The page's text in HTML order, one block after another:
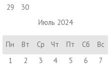
29
30
Июль 2024
Пн Вт Ср Чт Пт Сб
Вс
1
2 3 4 5 6
7